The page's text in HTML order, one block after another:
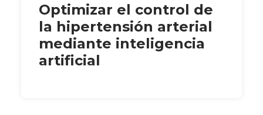
Optimizar el control de
la hipertensión arterial
mediante inteligencia
artificial